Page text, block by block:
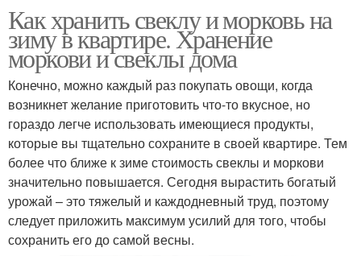
Как хранить свеклу и морковь на
зиму в квартире. Хранение
моркови и свеклы дома
Конечно, можно каждый раз покупать овощи, когда
возникнет желание приготовить что-то вкусное, но
гораздо легче использовать имеющиеся продукты,
которые вы тщательно сохраните в своей квартире. Тем
более что ближе к зиме стоимость свеклы и моркови
значительно повышается. Сегодня вырастить богатый
урожай – это тяжелый и каждодневный труд, поэтому
следует приложить максимум усилий для того, чтобы
сохранить его до самой весны.